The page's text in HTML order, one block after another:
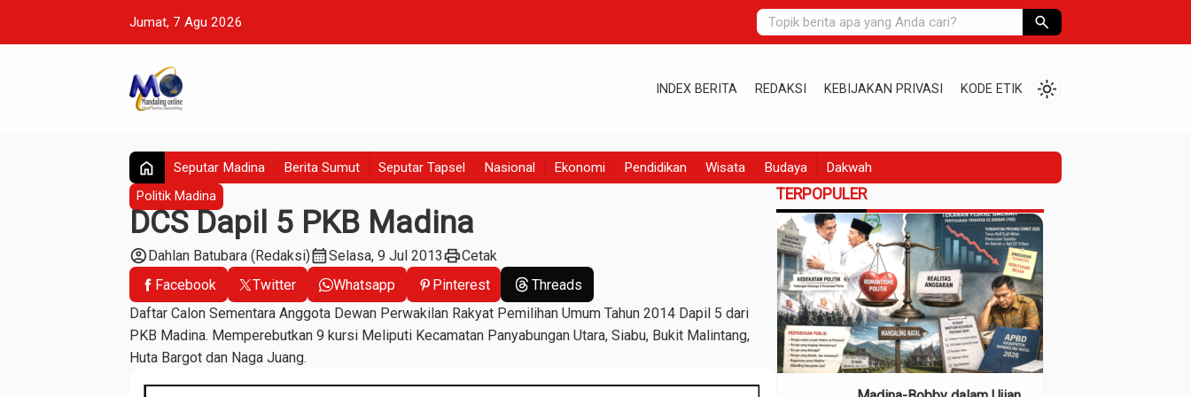
Jumat, 7 Agu 2026 search
INDEX BERITA REDAKSI KEBIJAKAN PRIVASI KODE ETIK light_mode
home Seputar Madina Berita Sumut Seputar Tapsel Nasional Ekonomi Pendidikan Wisata Budaya Dakwah
Politik Madina
DCS Dapil 5 PKB Madina
account_circleDahlan Batubara (Redaksi)calendar_monthSelasa, 9 Jul 2013printCetak
Facebook
Twitter Whatsapp Pinterest
Threads
Daftar Calon Sementara Anggota Dewan Perwakilan Rakyat Pemilihan Umum Tahun 2014 Dapil 5 dari
PKB Madina. Memperebutkan 9 kursi Meliputi Kecamatan Panyabungan Utara, Siabu, Bukit Malintang,
Huta Bargot dan Naga Juang.
TERPOPULER